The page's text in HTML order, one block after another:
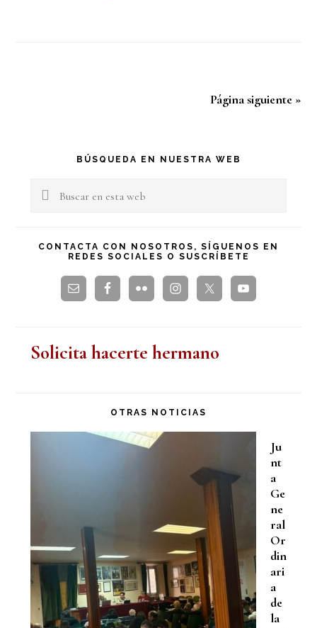
Página siguiente »
Barra
lateral
BÚSQUEDA EN NUESTRA WEB
Buscar
esta
CONTACTA CON NOSOTROS, SÍGUENOS EN
REDES SOCIALES O SUSCRÍBETE
Solicita hacerte hermano
OTRAS NOTICIAS
Ju
nt
a
Ge
ne
ral
Or
din
ari
a
de
la